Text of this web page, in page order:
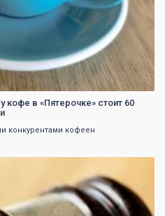
в «Пятерочке» стоит 60
конкурентами кофеен